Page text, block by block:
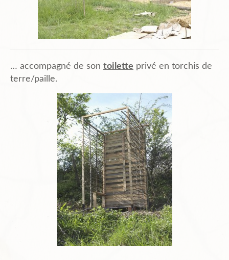
… accompagné de son toilette privé en torchis de
terre/paille.